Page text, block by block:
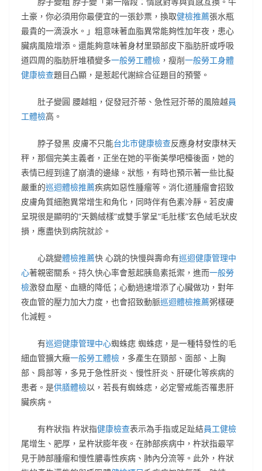
土豪，你必須用你最便宜的一張鈔票，換取健檢推薦張水瓶
最貴的一滴淚水。」粗意味著血脂異常能夠性加年夜，患心
臟病風險增添。還能夠意味著身材里頸部皮下脂肪肝或呼吸
道四周的脂肪肝堆積變多一般勞工體檢 ，瘦削一般勞工身體
健康檢查題目凸顯，是惹起代謝綜合征題目的預警。
肚子變圓 腰越粗，促發冠芥蒂、急性冠芥蒂的風險越員
工體檢高。
脖子發黑 皮膚不只能台北巿健康檢查反應身材安康林天
秤，那個完美主義者，正坐在她的平衡美學吧檯後面，她的
表情已經到達了崩潰的邊緣。狀態，有時也預示著一些比擬
嚴重的巡迴體檢推薦疾病如惡性腫瘤等。消化道腫瘤會招致
皮膚角質細胞異常增生和角化，同時伴有色素冷靜。若皮膚
呈現很是顯明的“天鵝絨樣”或雙手掌呈“毛肚樣”玄色絨毛狀皮
損，應盡快到病院就診。
心跳變體檢推薦快 心跳的快慢與壽命有巡迴健康管理中
心著親密關系。持久快心率會惹起胰島素抵禦，進而一般勞
檢激發血壓、血糖的降低；心動過速增添了心臟做功，對年
夜血管的壓力加大力度，也會招致動脈巡迴體檢推薦粥樣硬
化減輕。
有巡迴健康管理中心蜘蛛痣 蜘蛛痣，是一種特發性的毛
細血管擴大癥一般勞工體檢 ，多產生在頸部、面部、上胸
部、肩部等，多見于急性肝炎、慢性肝炎、肝硬化等疾病的
患者。是供膳體檢以，若長有蜘蛛痣，必定警戒能否罹患肝
臟疾病。
有杵狀指 杵狀指健康檢查表示為手指或足趾結員工健檢
尾增生、肥厚，呈杵狀膨年夜。在肺部疾病中，杵狀指最罕
見于肺部腫瘤和慢性膿毒性疾病、肺內分流等。此外，杵狀